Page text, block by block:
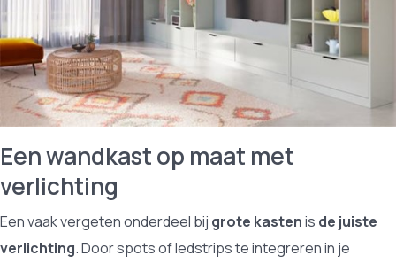
Een wandkast op maat met
verlichting
Een vaak vergeten onderdeel bij grote kastenis de juiste
verlichting. Door spots of ledstrips te integreren in je